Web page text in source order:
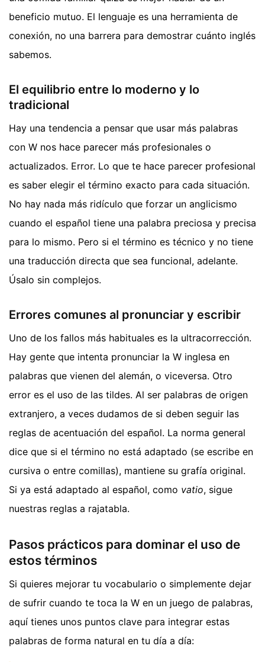
beneficio mutuo. El lenguaje es una herramienta de
conexión, no una barrera para demostrar cuánto inglés
sabemos.
El equilibrio entre lo moderno y lo
tradicional
Hay una tendencia a pensar que usar más palabras
con W nos hace parecer más profesionales o
actualizados. Error. Lo que te hace parecer profesional
es saber elegir el término exacto para cada situación.
No hay nada más ridículo que forzar un anglicismo
cuando el español tiene una palabra preciosa y precisa
para lo mismo. Pero si el término es técnico y no tiene
una traducción directa que sea funcional, adelante.
Úsalo sin complejos.
Errores comunes al pronunciar y escribir
Uno de los fallos más habituales es la ultracorrección.
Hay gente que intenta pronunciar la W inglesa en
palabras que vienen del alemán, o viceversa. Otro
error es el uso de las tildes. Al ser palabras de origen
extranjero, a veces dudamos de si deben seguir las
reglas de acentuación del español. La norma general
dice que si el término no está adaptado (se escribe en
cursiva o entre comillas), mantiene su grafía original.
Si ya está adaptado al español, como vatio, sigue
nuestras reglas a rajatabla.
Pasos prácticos para dominar el uso de
estos términos
Si quieres mejorar tu vocabulario o simplemente dejar
de sufrir cuando te toca la W en un juego de palabras,
aquí tienes unos puntos clave para integrar estas
palabras de forma natural en tu día a día: